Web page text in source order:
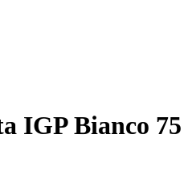
IGP Bianco 75